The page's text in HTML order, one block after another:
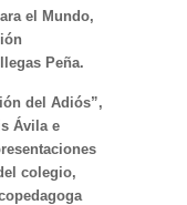
el Mundo,
Peña.
del Adiós”,
Ávila e
colegio,